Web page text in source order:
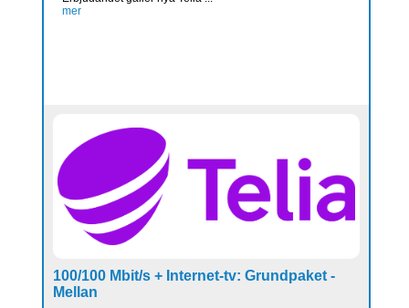
mer
100/100 Mbit/s + Internet-tv: Grundpaket -
Mellan